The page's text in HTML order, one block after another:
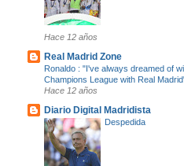
Hace 12 años
Real Madrid Zone
Ronaldo : "I've always dreamed of
Champions League with Real
Hace 12 años
Diario Digital Madridista
Despedida